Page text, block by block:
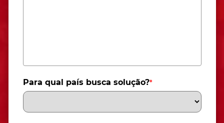
Para qual país busca solução?*